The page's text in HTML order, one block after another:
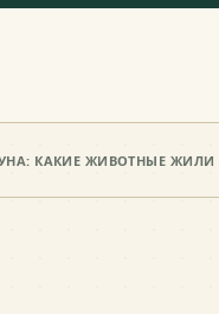
КАКИЕ ЖИВОТНЫЕ